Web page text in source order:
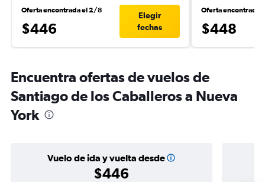
Oferta encontrada el 2/8
$446
Elegir
fechas
Oferta encontrada
$448
Encuentra ofertas de vuelos de
Santiago de los Caballeros a Nueva
York
Vuelo de ida y vuelta desde
$446